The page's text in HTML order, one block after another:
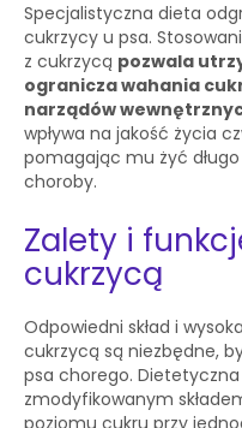
Specjalistyczna dieta
cukrzycy u psa.
z cukrzycą pozwala
ogranicza wahania
narządów
wpływa na jakość życia
pomagając mu żyć
choroby.
Zalety i
cukrzycą
Odpowiedni skład i
cukrzycą są niezbędne,
psa chorego.
zmodyfikowanym
poziomu cukru przy